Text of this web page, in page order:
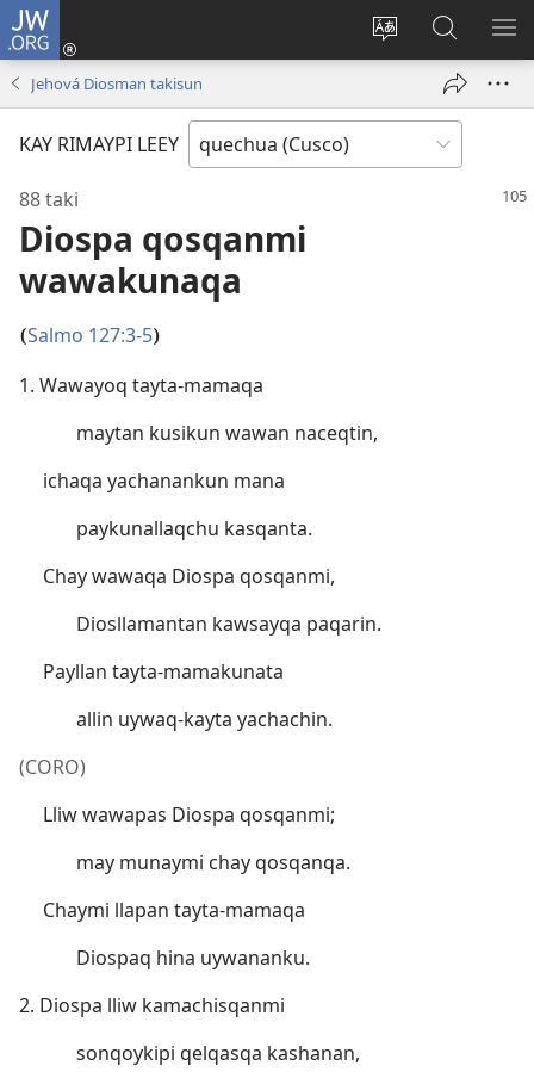
JW.ORG
Direccionpi
Sutiykiwan
jaykuy
nueva
JW.ORG
nisqapi
maskhay
Jehová Diosman takisun
KAY RIMAYPI LEEY
88 taki
Diospa qosqanmi
wawakunaqa
(Salmo 127:3-5)
1. Wawayoq tayta-mamaqa
maytan kusikun wawan naceqtin,
ichaqa yachanankun mana
paykunallaqchu kasqanta.
Chay wawaqa Diospa qosqanmi,
Diosllamantan kawsayqa paqarin.
Payllan tayta-mamakunata
allin uywaq-kayta yachachin.
(CORO)
Lliw wawapas Diospa qosqanmi;
may munaymi chay qosqanqa.
Chaymi llapan tayta-mamaqa
Diospaq hina uywananku.
2. Diospa lliw kamachisqanmi
sonqoykipi qelqasqa kashanan,